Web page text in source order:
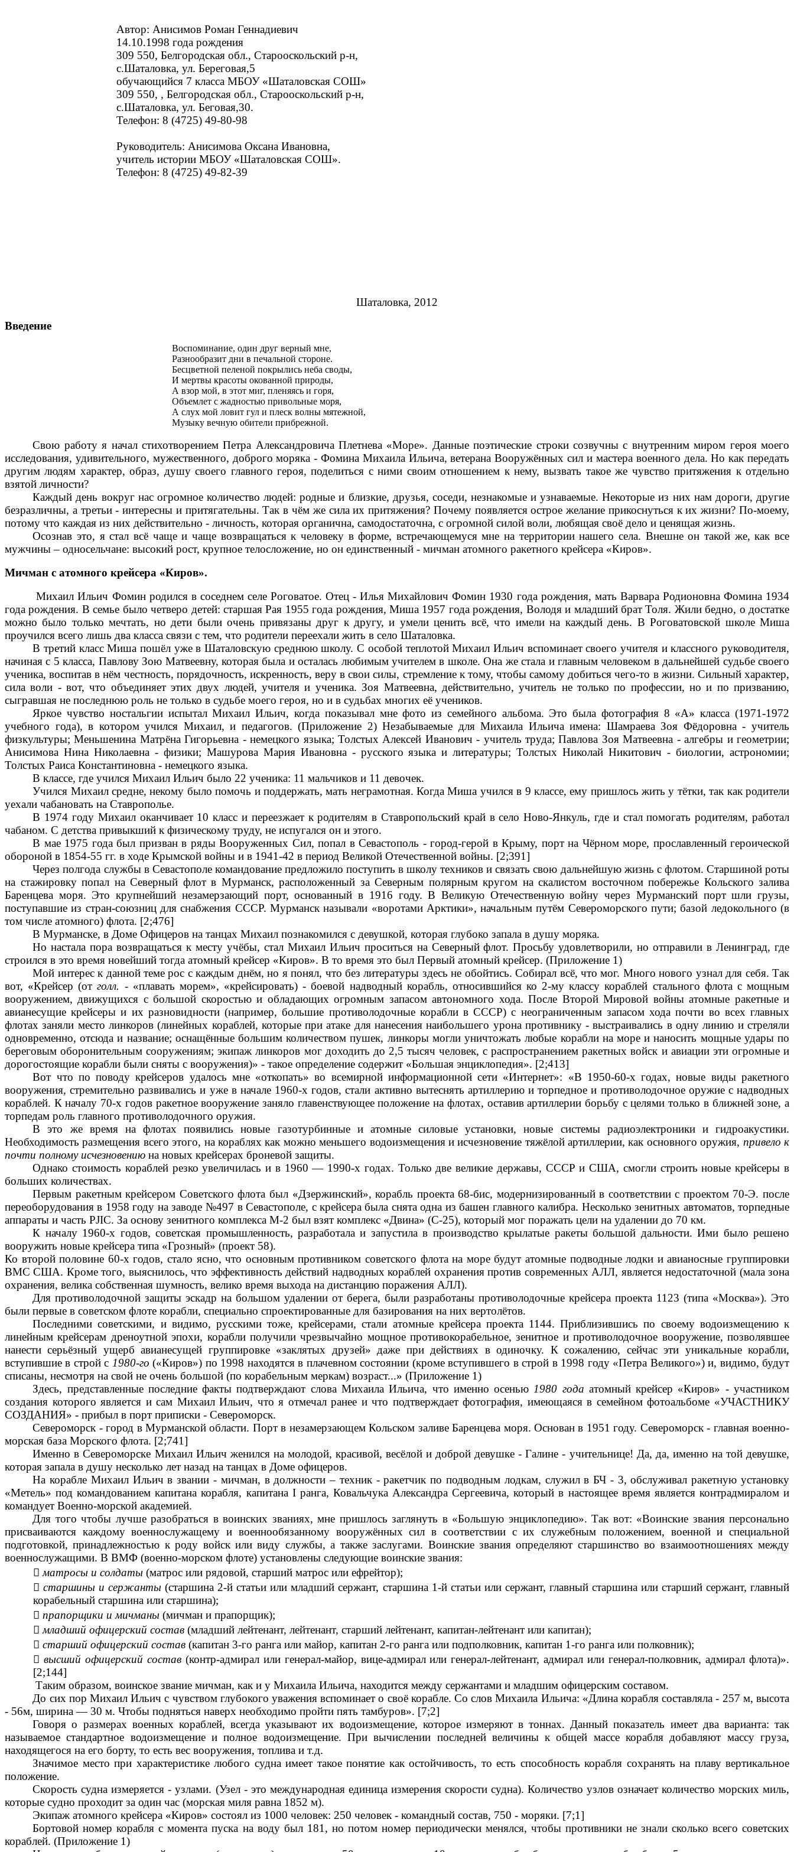
Автор: Анисимов Роман Геннадиевич
14.10.1998 года рождения
309 550, Белгородская обл., Старооскольский р-н,
с.Шаталовка, ул. Береговая,5
обучающийся 7 класса МБОУ «Шаталовская СОШ»
309 550, , Белгородская обл., Старооскольский р-н,
с.Шаталовка, ул. Беговая,30.
Телефон: 8 (4725) 49-80-98
Руководитель: Анисимова Оксана Ивановна,
учитель истории МБОУ «Шаталовская СОШ».
Телефон: 8 (4725) 49-82-39
Шаталовка, 2012
Введение
Воспоминание, один друг верный мне,
Разнообразит дни в печальной стороне.
Бесцветной пеленой покрылись неба своды,
И мертвы красоты окованной природы,
А взор мой, в этот миг, пленяясь и горя,
Объемлет с жадностью привольные моря,
А слух мой ловит гул и плеск волны мятежной,
Музыку вечную обители прибрежной.
Свою работу я начал стихотворением Петра Александровича Плетнева «Море». Данные поэтические строки созвучны с внутренним миром героя моего
исследования, удивительного, мужественного, доброго моряка - Фомина Михаила Ильича, ветерана Вооружённых сил и мастера военного дела. Но как передать
другим людям характер, образ, душу своего главного героя, поделиться с ними своим отношением к нему, вызвать такое же чувство притяжения к отдельно
взятой личности?
Каждый день вокруг нас огромное количество людей: родные и близкие, друзья, соседи, незнакомые и узнаваемые. Некоторые из них нам дороги, другие
безразличны, а третьи - интересны и притягательны. Так в чём же сила их притяжения? Почему появляется острое желание прикоснуться к их жизни? По-моему,
потому что каждая из них действительно - личность, которая органична, самодостаточна, с огромной силой воли, любящая своё дело и ценящая жизнь.
Осознав это, я стал всё чаще и чаще возвращаться к человеку в форме, встречающемуся мне на территории нашего села. Внешне он такой же, как все
мужчины – односельчане: высокий рост, крупное телосложение, но он единственный - мичман атомного ракетного крейсера «Киров».
Мичман с атомного крейсера «Киров».
Михаил Ильич Фомин родился в соседнем селе Роговатое. Отец - Илья Михайлович Фомин 1930 года рождения, мать Варвара Родионовна Фомина 1934
года рождения. В семье было четверо детей: старшая Рая 1955 года рождения, Миша 1957 года рождения, Володя и младший брат Толя. Жили бедно, о достатке
можно было только мечтать, но дети были очень привязаны друг к другу, и умели ценить всё, что имели на каждый день. В Роговатовской школе Миша
проучился всего лишь два класса связи с тем, что родители переехали жить в село Шаталовка.
В третий класс Миша пошёл уже в Шаталовскую среднюю школу. С особой теплотой Михаил Ильич вспоминает своего учителя и классного руководителя,
начиная с 5 класса, Павлову Зою Матвеевну, которая была и осталась любимым учителем в школе. Она же стала и главным человеком в дальнейшей судьбе своего
ученика, воспитав в нём честность, порядочность, искренность, веру в свои силы, стремление к тому, чтобы самому добиться чего-то в жизни. Сильный характер,
сила воли - вот, что объединяет этих двух людей, учителя и ученика. Зоя Матвеевна, действительно, учитель не только по профессии, но и по призванию,
сыгравшая не последнюю роль не только в судьбе моего героя, но и в судьбах многих её учеников.
Яркое чувство ностальгии испытал Михаил Ильич, когда показывал мне фото из семейного альбома. Это была фотография 8 «А» класса (1971-1972
учебного года), в котором учился Михаил, и педагогов. (Приложение 2) Незабываемые для Михаила Ильича имена: Шамраева Зоя Фёдоровна - учитель
физкультуры; Меньшенина Матрёна Гигорьевна - немецкого языка; Толстых Алексей Иванович - учитель труда; Павлова Зоя Матвеевна - алгебры и геометрии;
Анисимова Нина Николаевна - физики; Машурова Мария Ивановна - русского языка и литературы; Толстых Николай Никитович - биологии, астрономии;
Толстых Раиса Константиновна - немецкого языка.
В классе, где учился Михаил Ильич было 22 ученика: 11 мальчиков и 11 девочек.
Учился Михаил средне, некому было помочь и поддержать, мать неграмотная. Когда Миша учился в 9 классе, ему пришлось жить у тётки, так как родители
уехали чабановать на Ставрополье.
В 1974 году Михаил оканчивает 10 класс и переезжает к родителям в Ставропольский край в село Ново-Янкуль, где и стал помогать родителям, работал
чабаном. С детства привыкший к физическому труду, не испугался он и этого.
В мае 1975 года был призван в ряды Вооруженных Сил, попал в Севастополь - город-герой в Крыму, порт на Чёрном море, прославленный героической
обороной в 1854-55 гг. в ходе Крымской войны и в 1941-42 в период Великой Отечественной войны. [2;391]
Через полгода службы в Севастополе командование предложило поступить в школу техников и связать свою дальнейшую жизнь с флотом. Старшиной роты
на стажировку попал на Северный флот в Мурманск, расположенный за Северным полярным кругом на скалистом восточном побережье Кольского залива
Баренцева моря. Это крупнейший незамерзающий порт, основанный в 1916 году. В Великую Отечественную войну через Мурманский порт шли грузы,
поступавшие из стран-союзниц для снабжения СССР. Мурманск называли «воротами Арктики», начальным путём Североморского пути; базой ледокольного (в
том числе атомного) флота. [2;476]
В Мурманске, в Доме Офицеров на танцах Михаил познакомился с девушкой, которая глубоко запала в душу моряка.
Но настала пора возвращаться к месту учёбы, стал Михаил Ильич проситься на Северный флот. Просьбу удовлетворили, но отправили в Ленинград, где
строился в это время новейший тогда атомный крейсер «Киров». В то время это был Первый атомный крейсер. (Приложение 1)
Мой интерес к данной теме рос с каждым днём, но я понял, что без литературы здесь не обойтись. Собирал всё, что мог. Много нового узнал для себя. Так
вот, «Крейсер (от голл. - «плавать морем», «крейсировать) - боевой надводный корабль, относившийся ко 2-му классу кораблей стального флота с мощным
вооружением, движущихся с большой скоростью и обладающих огромным запасом автономного хода. После Второй Мировой войны атомные ракетные и
авианесущие крейсеры и их разновидности (например, большие противолодочные корабли в СССР) с неограниченным запасом хода почти во всех главных
флотах заняли место линкоров (линейных кораблей, которые при атаке для нанесения наибольшего урона противнику - выстраивались в одну линию и стреляли
одновременно, отсюда и название; оснащённые большим количеством пушек, линкоры могли уничтожать любые корабли на море и наносить мощные удары по
береговым оборонительным сооружениям; экипаж линкоров мог доходить до 2,5 тысяч человек, с распространением ракетных войск и авиации эти огромные и
дорогостоящие корабли были сняты с вооружения)» - такое определение содержит «Большая энциклопедия». [2;413]
Вот что по поводу крейсеров удалось мне «откопать» во всемирной информационной сети «Интернет»: «В 1950-60-х годах, новые виды ракетного
вооружения, стремительно развивались и уже в начале 1960-х годов, стали активно вытеснять артиллерию и торпедное и противолодочное оружие с надводных
кораблей. К началу 70-х годов ракетное вооружение заняло главенствующее положение на флотах, оставив артиллерии борьбу с целями только в ближней зоне, а
торпедам роль главного противолодочного оружия.
В это же время на флотах появились новые газотурбинные и атомные силовые установки, новые системы радиоэлектроники и гидроакустики.
Необходимость размещения всего этого, на кораблях как можно меньшего водоизмещения и исчезновение тяжёлой артиллерии, как основного оружия, привело к
почти полному исчезновению на новых крейсерах броневой защиты.
Однако стоимость кораблей резко увеличилась и в 1960 — 1990-х годах. Только две великие державы, СССР и США, смогли строить новые крейсеры в
больших количествах.
Первым ракетным крейсером Советского флота был «Дзержинский», корабль проекта 68-бис, модернизированный в соответствии с проектом 70-Э. после
переоборудования в 1958 году на заводе №497 в Севастополе, с крейсера была снята одна из башен главного калибра. Несколько зенитных автоматов, торпедные
аппараты и часть PJIC. За основу зенитного комплекса М-2 был взят комплекс «Двина» (С-25), который мог поражать цели на удалении до 70 км.
К началу 1960-х годов, советская промышленность, разработала и запустила в производство крылатые ракеты большой дальности. Ими было решено
вооружить новые крейсера типа «Грозный» (проект 58).
Ко второй половине 60-х годов, стало ясно, что основным противником советского флота на море будут атомные подводные лодки и авианосные группировки
ВМС США. Кроме того, выяснилось, что эффективность действий надводных кораблей охранения против современных АЛЛ, является недостаточной (мала зона
охранения, велика собственная шумность, велико время выхода на дистанцию поражения АЛЛ).
Для противолодочной защиты эскадр на большом удалении от берега, были разработаны противолодочные крейсера проекта 1123 (типа «Москва»). Это
были первые в советском флоте корабли, специально спроектированные для базирования на них вертолётов.
Последними советскими, и видимо, русскими тоже, крейсерами, стали атомные крейсера проекта 1144. Приблизившись по своему водоизмещению к
линейным крейсерам дреноутной эпохи, корабли получили чрезвычайно мощное противокорабельное, зенитное и противолодочное вооружение, позволявшее
нанести серьёзный ущерб авианесущей группировке «заклятых друзей» даже при действиях в одиночку. К сожалению, сейчас эти уникальные корабли,
вступившие в строй с 1980-го («Киров») по 1998 находятся в плачевном состоянии (кроме вступившего в строй в 1998 году «Петра Великого») и, видимо, будут
списаны, несмотря на свой не очень большой (по корабельным меркам) возраст...» (Приложение 1)
Здесь, представленные последние факты подтверждают слова Михаила Ильича, что именно осенью 1980 года атомный крейсер «Киров» - участником
создания которого является и сам Михаил Ильич, что я отмечал ранее и что подтверждает фотография, имеющаяся в семейном фотоальбоме «УЧАСТНИКУ
СОЗДАНИЯ» - прибыл в порт приписки - Североморск.
Североморск - город в Мурманской области. Порт в незамерзающем Кольском заливе Баренцева моря. Основан в 1951 году. Североморск - главная военно-
морская база Морского флота. [2;741]
Именно в Североморске Михаил Ильич женился на молодой, красивой, весёлой и доброй девушке - Галине - учительнице! Да, да, именно на той девушке,
которая запала в душу несколько лет назад на танцах в Доме офицеров.
На корабле Михаил Ильич в звании - мичман, в должности – техник - ракетчик по подводным лодкам, служил в БЧ - 3, обслуживал ракетную установку
«Метель» под командованием капитана корабля, капитана I ранга, Ковальчука Александра Сергеевича, который в настоящее время является контрадмиралом и
командует Военно-морской академией.
Для того чтобы лучше разобраться в воинских званиях, мне пришлось заглянуть в «Большую энциклопедию». Так вот: «Воинские звания персонально
присваиваются каждому военнослужащему и военнообязанному вооружённых сил в соответствии с их служебным положением, военной и специальной
подготовкой, принадлежностью к роду войск или виду службы, а также заслугами. Воинские звания определяют старшинство во взаимоотношениях между
военнослужащими. В ВМФ (военно-морском флоте) установлены следующие воинские звания:
матросы и солдаты (матрос или рядовой, старший матрос или ефрейтор);
старшины и сержанты (старшина 2-й статьи или младший сержант, старшина 1-й статьи или сержант, главный старшина или старший сержант, главный
корабельный старшина или старшина);
 прапорщики и мичманы (мичман и прапорщик);
младший офицерский состав (младший лейтенант, лейтенант, старший лейтенант, капитан-лейтенант или капитан);
 старший офицерский состав (капитан 3-го ранга или майор, капитан 2-го ранга или подполковник, капитан 1-го ранга или полковник);
 высший офицерский состав(контр-адмирал или генерал-майор, вице-адмирал или генерал-лейтенант, адмирал или генерал-полковник, адмирал флота)».
[2;144]
Таким образом, воинское звание мичман, как и у Михаила Ильича, находится между сержантами и младшим офицерским составом.
До сих пор Михаил Ильич с чувством глубокого уважения вспоминает о своё корабле. Со слов Михаила Ильича: «Длина корабля составляла - 257 м, высота
- 56м, ширина — 30 м. Чтобы подняться наверх необходимо пройти пять тамбуров». [7;2]
Говоря о размерах военных кораблей, всегда указывают их водоизмещение, которое измеряют в тоннах. Данный показатель имеет два варианта: так
называемое стандартное водоизмещение и полное водоизмещение. При вычислении последней величины к общей массе корабля добавляют массу груза,
находящегося на его борту, то есть вес вооружения, топлива и т.д.
Значимое место при характеристике любого судна имеет такое понятие как остойчивость, то есть способность корабля сохранять на плаву вертикальное
положение.
Скорость судна измеряется - узлами. (Узел - это международная единица измерения скорости судна). Количество узлов означает количество морских миль,
которые судно проходит за один час (морская миля равна 1852 м).
Экипаж атомного крейсера «Киров» состоял из 1000 человек: 250 человек - командный состав, 750 - моряки. [7;1]
Бортовой номер корабля с момента пуска на воду был 181, но потом номер периодически менялся, чтобы противники не знали сколько всего советских
кораблей. (Приложение 1)